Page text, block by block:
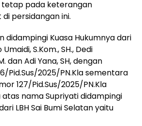
tetap pada keterangan
persidangan ini.
didampingi Kuasa Hukumnya dari
S.Kom., SH., Dedi
dan Adi Yana, SH, dengan
Pid.Sus/2025/PN.Kla sementara
127/Pid.Sus/2025/PN.Kla
nama Supriyati didampingi
LBH Sai Bumi Selatan yaitu